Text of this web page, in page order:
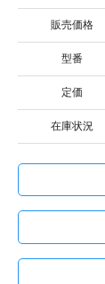
販売価格
型番
定価
在庫状況